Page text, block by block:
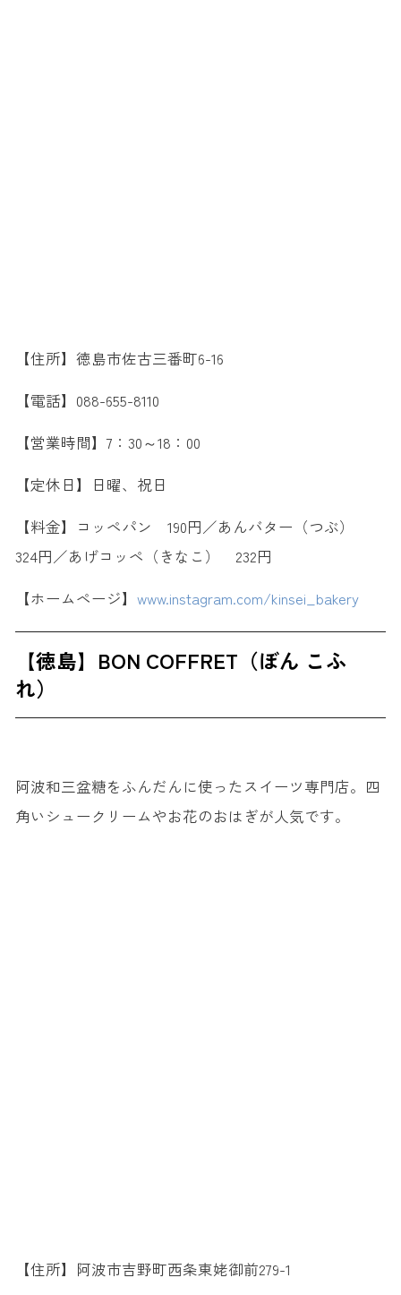
【住所】徳島市佐古三番町6-16
【電話】088-655-8110
【営業時間】7：30～18：00
【定休日】日曜、祝日
【料金】コッペパン 190円／あんバター（つぶ）
324円／あげコッペ（きなこ） 232円
【ホームページ】 www.instagram.com/kinsei_bakery
【徳島】BON COFFRET（ぼん こふ
れ）
阿波和三盆糖をふんだんに使ったスイーツ専門店。四
角いシュークリームやお花のおはぎが人気です。
【住所】阿波市吉野町西条東姥御前279-1